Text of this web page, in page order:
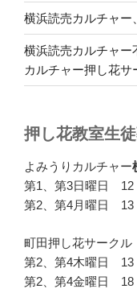
横浜読売カルチャー
横浜読売カルチャー
カルチャー押し花サ
押し花教室生
よみうりカルチャー
第1、第3日曜日 12
第2、第4月曜日 13
町田押し花サークル
第2、第4木曜日 13
第2、第4金曜日 18